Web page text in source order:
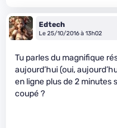
Edtech
Le 25/10/2016 à 13h02
Tu parles du magnifique
aujourd’hui (oui,
en ligne plus de 2 minutes
coupé ?